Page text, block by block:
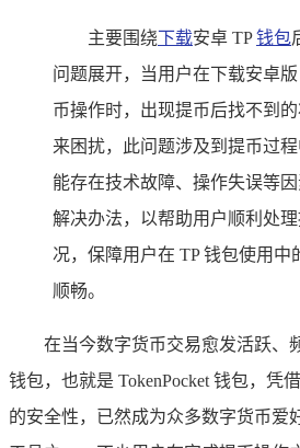
主要围绕下载安卓 TP钱包
问题展开，当用户在下载安卓
币操作时，出现提币后找不到
来困扰，此问题涉及到提币过
能存在技术故障、操作失误等
解决办法，以帮助用户顺利处
况，保障用户在 TP 钱包使用中
顺畅。
在当今数字货币交易愈发活跃、
钱包，也就是 TokenPocket 钱包，凭
的安全性，已然成为众多数字货币爱